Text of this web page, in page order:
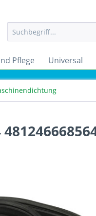
Pflege Universal